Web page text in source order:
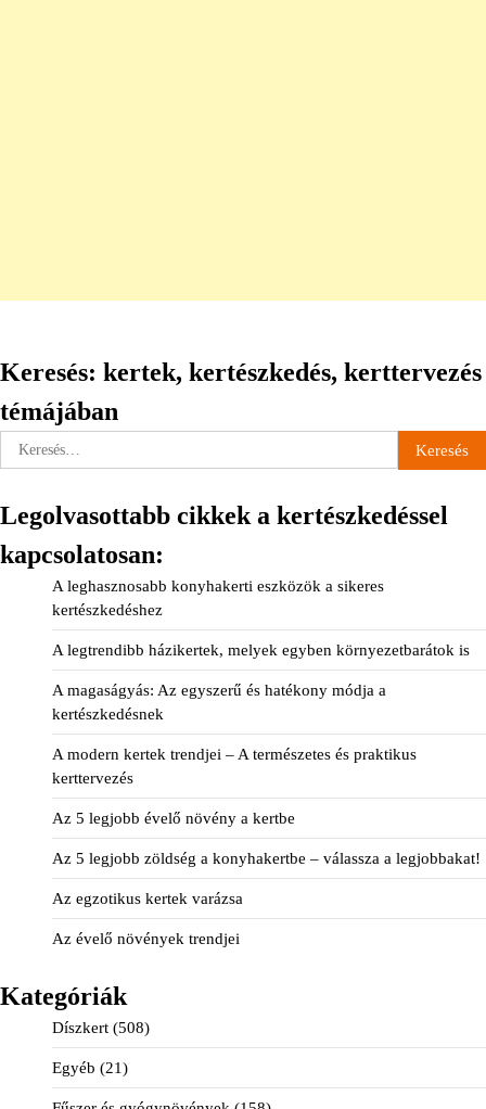
Keresés: kertek, kertészkedés, kerttervezés
témájában
Keresés:
Legolvasottabb cikkek a kertészkedéssel
kapcsolatosan:
A leghasznosabb konyhakerti eszközök a sikeres
kertészkedéshez
A legtrendibb házikertek, melyek egyben környezetbarátok is
A magaságyás: Az egyszerű és hatékony módja a
kertészkedésnek
A modern kertek trendjei – A természetes és praktikus
kerttervezés
Az 5 legjobb évelő növény a kertbe
Az 5 legjobb zöldség a konyhakertbe – válassza a legjobbakat!
Az egzotikus kertek varázsa
Az évelő növények trendjei
Kategóriák
Díszkert (508)
Egyéb (21)